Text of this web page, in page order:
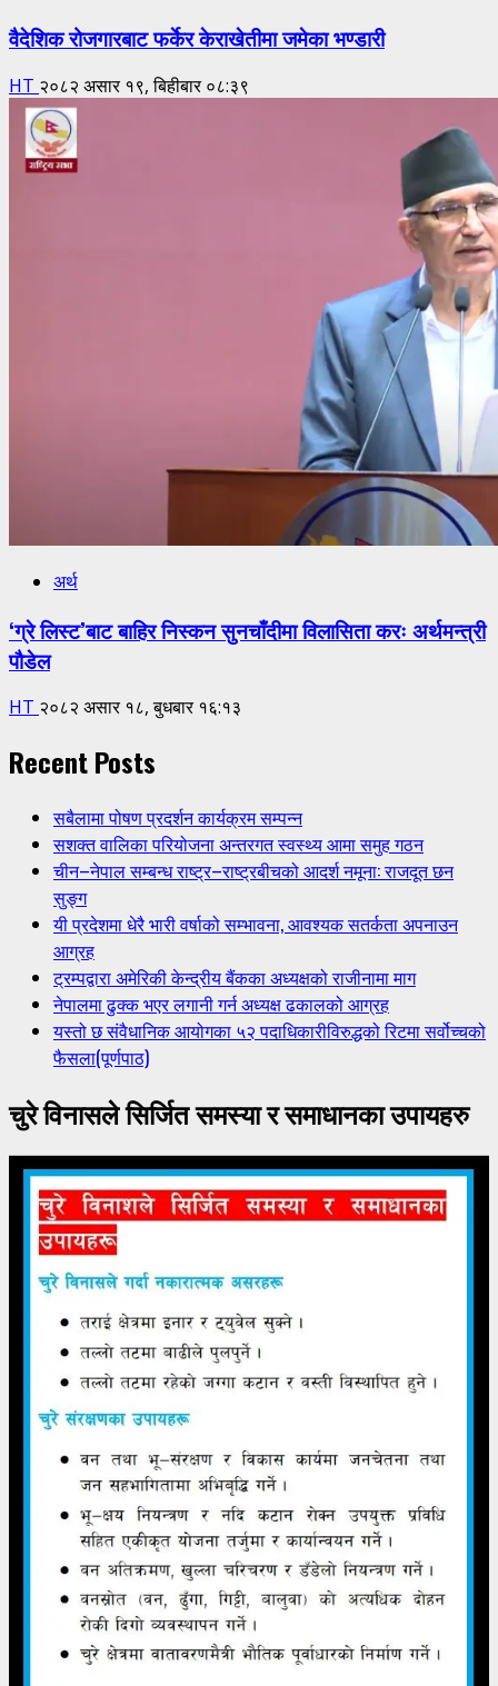
वैदेशिक रोजगारबाट फर्केर केराखेतीमा जमेका भण्डारी
HT २०८२ असार १९, बिहीबार ०८:३९
अर्थ
‘ग्रे लिस्ट’बाट बाहिर निस्कन सुनचाँदीमा विलासिता करः अर्थमन्त्री
पौडेल
HT २०८२ असार १८, बुधबार १६:१३
Recent Posts
सबैलामा पोषण प्रदर्शन कार्यक्रम सम्पन्न
सशक्त वालिका परियोजना अन्तरगत स्वस्थ्य आमा समुह गठन
चीन–नेपाल सम्बन्ध राष्ट्र–राष्ट्रबीचको आदर्श नमूना: राजदूत छन
सुङ्ग
यी प्रदेशमा धेरै भारी वर्षाको सम्भावना, आवश्यक सतर्कता अपनाउन
आग्रह
ट्रम्पद्वारा अमेरिकी केन्द्रीय बैंकका अध्यक्षको राजीनामा माग
नेपालमा ढुक्क भएर लगानी गर्न अध्यक्ष ढकालको आग्रह
यस्तो छ संवैधानिक आयोगका ५२ पदाधिकारीविरुद्धको रिटमा सर्वोच्चको
फैसला(पूर्णपाठ)
चुरे विनासले सिर्जित समस्या र समाधानका उपायहरु